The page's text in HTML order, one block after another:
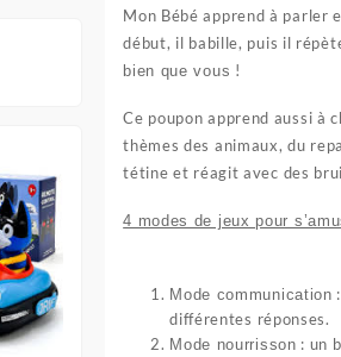
Mon Bébé apprend à parler
début, il babille, puis il
bien que vous !
Ce poupon apprend aussi
thèmes des animaux, du
tétine et réagit avec des
4 modes de jeux pour
Mode communication
différentes réponses.
Mode nourrisson : un